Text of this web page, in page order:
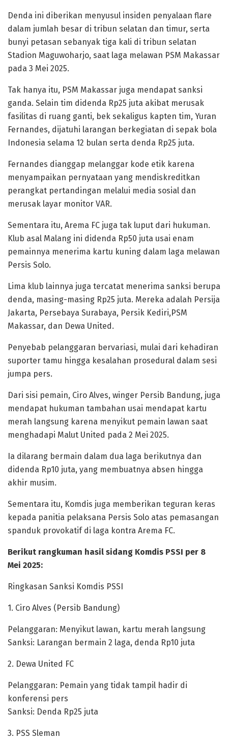
Denda ini diberikan menyusul insiden penyalaan flare
dalam jumlah besar di tribun selatan dan timur, serta
bunyi petasan sebanyak tiga kali di tribun selatan
Stadion Maguwoharjo, saat laga melawan PSM Makassar
pada 3 Mei 2025.
Tak hanya itu, PSM Makassar juga mendapat sanksi
ganda. Selain tim didenda Rp25 juta akibat merusak
fasilitas di ruang ganti, bek sekaligus kapten tim, Yuran
Fernandes, dijatuhi larangan berkegiatan di sepak bola
Indonesia selama 12 bulan serta denda Rp25 juta.
Fernandes dianggap melanggar kode etik karena
menyampaikan pernyataan yang mendiskreditkan
perangkat pertandingan melalui media sosial dan
merusak layar monitor VAR.
Sementara itu, Arema FC juga tak luput dari hukuman.
Klub asal Malang ini didenda Rp50 juta usai enam
pemainnya menerima kartu kuning dalam laga melawan
Persis Solo.
Lima klub lainnya juga tercatat menerima sanksi berupa
denda, masing-masing Rp25 juta. Mereka adalah Persija
Jakarta, Persebaya Surabaya, Persik Kediri,PSM
Makassar, dan Dewa United.
Penyebab pelanggaran bervariasi, mulai dari kehadiran
suporter tamu hingga kesalahan prosedural dalam sesi
jumpa pers.
Dari sisi pemain, Ciro Alves, winger Persib Bandung, juga
mendapat hukuman tambahan usai mendapat kartu
merah langsung karena menyikut pemain lawan saat
menghadapi Malut United pada 2 Mei 2025.
Ia dilarang bermain dalam dua laga berikutnya dan
didenda Rp10 juta, yang membuatnya absen hingga
akhir musim.
Sementara itu, Komdis juga memberikan teguran keras
kepada panitia pelaksana Persis Solo atas pemasangan
spanduk provokatif di laga kontra Arema FC.
Berikut rangkuman hasil sidang Komdis PSSI per 8
Mei 2025:
Ringkasan Sanksi Komdis PSSI
1. Ciro Alves (Persib Bandung)
Pelanggaran: Menyikut lawan, kartu merah langsung
Sanksi: Larangan bermain 2 laga, denda Rp10 juta
2. Dewa United FC
Pelanggaran: Pemain yang tidak tampil hadir di
konferensi pers
Sanksi: Denda Rp25 juta
3. PSS Sleman